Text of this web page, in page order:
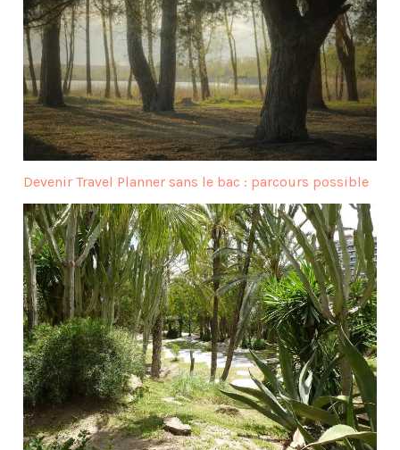
Devenir Travel Planner sans le bac : parcours possible